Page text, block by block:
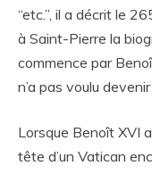
“etc.”, il a décrit le
à Saint-Pierre la
commence par
n’a pas voulu
Lorsque Benoît XVI
tête d’un Vatican